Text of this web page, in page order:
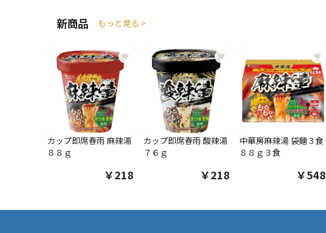
新商品 もっと見る >
♥
カップ即席春雨 麻辣湯
８８ｇ
￥218
♥
カップ即席春雨 酸辣湯
７６ｇ
￥218
♥
中華房麻辣湯 袋麺３食
８８ｇ３食
￥548